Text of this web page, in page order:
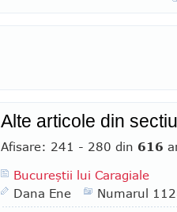
Alte articole din
Afisare: 241 - 280 din 616
Bucureştii lui Caragiale
Dana Ene
Numarul